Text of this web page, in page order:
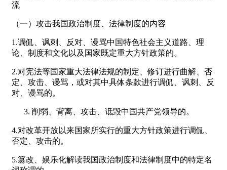
流
（一）攻击我国政治制度、法律制度的内容
1.调侃、讽刺、反对、谩骂中国特色社会主义道路、理
论、制度和文化以及国家既定重大方针政策的。
2.对宪法等国家重大法律法规的制定、修订进行曲解、否
定、攻击、谩骂，或对其中具体条款进行调侃、讽刺、反
对、谩骂的。
削弱、背离、攻击、诋毁中国共产党领导的。
4.对改革开放以来国家所实行的重大方针政策进行调侃、
否定、攻击的。
5.篡改、娱乐化解读我国政治制度和法律制度中的特定名